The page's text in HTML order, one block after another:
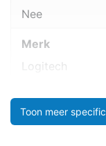
Nee
Merk
Logitech
Toon meer